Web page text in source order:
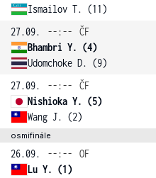
Ismailov T. (11)
27.09.
--:--
ČF
Bhambri Y. (4)
Udomchoke D. (9)
27.09.
--:--
ČF
Nishioka Y. (5)
Wang J. (2)
osmifinále
26.09. --:--
OF
Lu Y. (1)